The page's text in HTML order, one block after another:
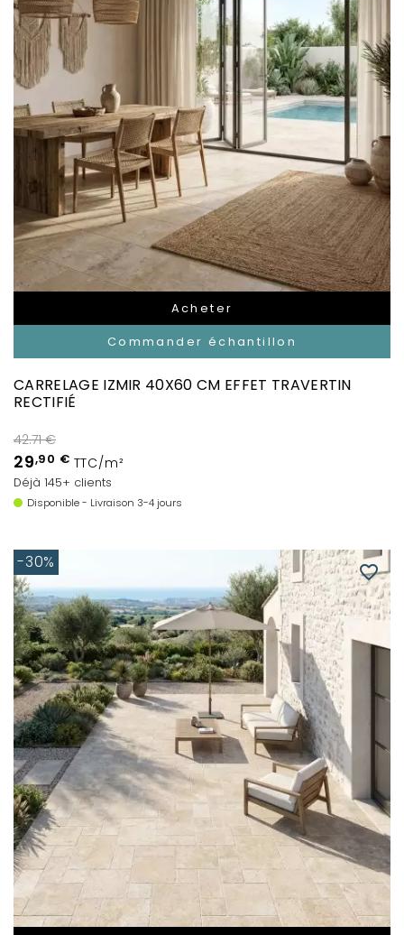
Acheter
Commander échantillon
CARRELAGE IZMIR 40X60 CM EFFET TRAVERTIN
RECTIFIÉ
42.71 €
29,90 € TTC/m²
Déjà 145+ clients
Disponible - Livraison 3-4 jours
favorite_border
-30%